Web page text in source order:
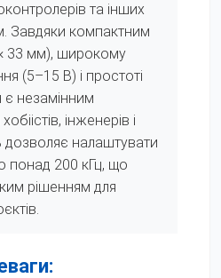
та інших
Завдяки компактним
33 мм), широкому
(5–15 В) і простоті
є незамінним
інженерів і
дозволяє налаштувати
понад 200 кГц, що
рішенням для